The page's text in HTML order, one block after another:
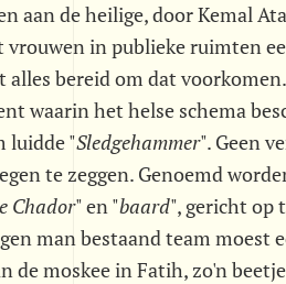
aan de heilige, door Kemal
vrouwen in publieke ruimten
alles bereid om dat
waarin het helse schema
luidde "Sledgehammer". Geen
te zeggen. Genoemd
Chador" en "baard", gericht op
man bestaand team moest
de moskee in Fatih, zo'n